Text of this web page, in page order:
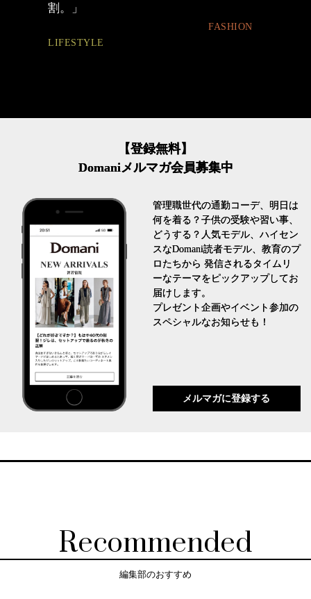
割。」
LIFESTYLE
FASHION
【登録無料】
Domaniメルマガ会員募集中
管理職世代の通勤コーデ、明日は
何を着る？子供の受験や習い事、
どうする？人気モデル、ハイセン
スなDomani読者モデル、教育のプ
ロたちから 発信されるタイムリ
ーなテーマをピックアップしてお
届けします。
プレゼント企画やイベント参加の
スペシャルなお知らせも！
メルマガに登録する
Recommended
編集部のおすすめ